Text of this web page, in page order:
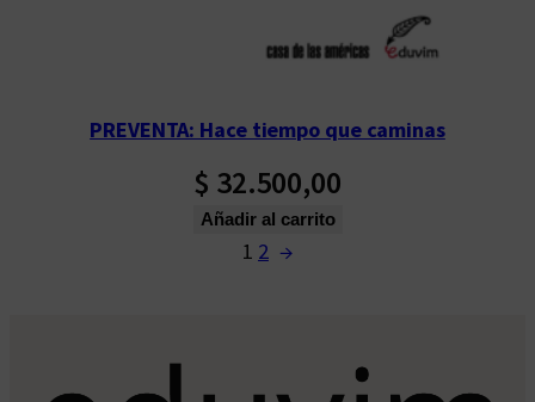
PREVENTA: Hace tiempo que caminas
$ 32.500,00
Añadir al carrito
1 2 →